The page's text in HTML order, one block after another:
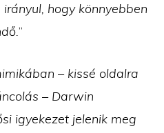
hogy könnyebben
”
– kissé oldalra
– Darwin
igyekezet jelenik meg